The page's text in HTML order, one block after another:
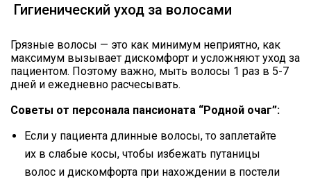
Гигиенический уход за волосами
Грязные волосы — это как минимум неприятно, как
максимум вызывает дискомфорт и усложняют уход за
пациентом. Поэтому важно, мыть волосы 1 раз в 5-7
дней и ежедневно расчесывать.
Советы от персонала пансионата “Родной очаг”:
Если у пациента длинные волосы, то заплетайте
их в слабые косы, чтобы избежать путаницы
волос и дискомфорта при нахождении в постели